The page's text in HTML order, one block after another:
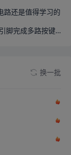
路还是值得学习的
如何使用一个ADC引脚完成多路按键采集？
换一批